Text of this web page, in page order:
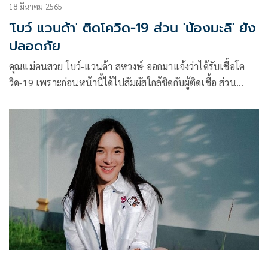
18 มีนาคม 2565
'โบว์ แวนด้า' ติดโควิด-19 ส่วน 'น้องมะลิ' ยัง
ปลอดภัย
คุณแม่คนสวย โบว์-แวนด้า สหวงษ์ ออกมาแจ้งว่าได้รับเชื้อโค
วิด-19 เพราะก่อนหน้านี้ได้ไปสัมผัสใกล้ชิดกับผู้ติดเชื้อ ส่วน